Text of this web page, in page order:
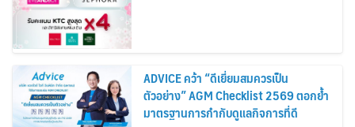
ADVICE คว้า “ดีเยี่ยมสมควรเป็น
ตัวอย่าง” AGM Checklist 2569 ตอกย้ำ
มาตรฐานการกำกับดูแลกิจการที่ดี